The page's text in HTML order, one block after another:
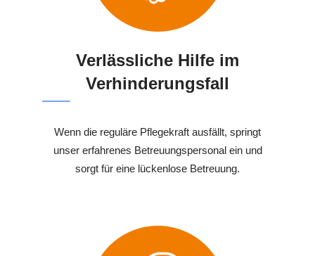
Verlässliche Hilfe im
Verhinderungsfall
Wenn die reguläre Pflegekraft ausfällt, springt
unser erfahrenes Betreuungspersonal ein und
sorgt für eine lückenlose Betreuung.